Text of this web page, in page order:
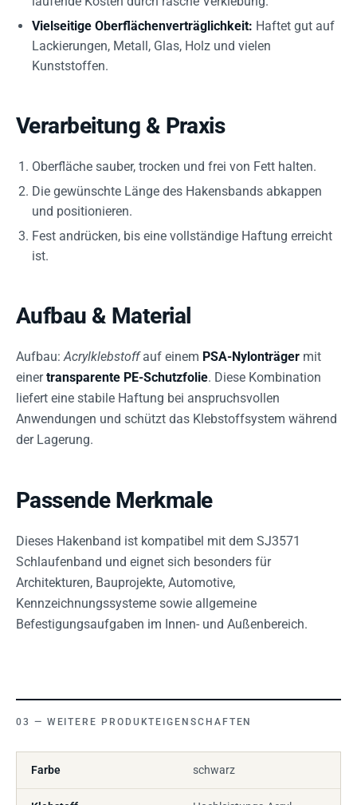
Vielseitige Oberflächenverträglichkeit: Haftet gut auf
Lackierungen, Metall, Glas, Holz und vielen
Kunststoffen.
Verarbeitung & Praxis
Oberfläche sauber, trocken und frei von Fett halten.
Die gewünschte Länge des Hakensbands abkappen
und positionieren.
Fest andrücken, bis eine vollständige Haftung erreicht
ist.
Aufbau & Material
Aufbau:Acrylklebstoffauf einem PSA-Nylonträger mit
einertransparente PE-Schutzfolie. Diese Kombination
liefert eine stabile Haftung bei anspruchsvollen
Anwendungen und schützt das Klebstoffsystem während
der Lagerung.
Passende Merkmale
Dieses Hakenband ist kompatibel mit dem SJ3571
Schlaufenband und eignet sich besonders für
Architekturen, Bauprojekte, Automotive,
Kennzeichnungssysteme sowie allgemeine
Befestigungsaufgaben im Innen- und Außenbereich.
WEITERE PRODUKTEIGENSCHAFTEN
Farbe schwarz